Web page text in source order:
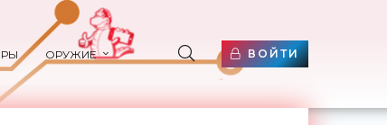
ОРУЖИЕ ВОЙТИ